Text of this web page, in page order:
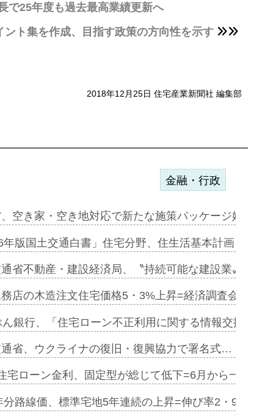
で25年度も過去最高業績更新へ
ト集を作成、目指す政策の方向性を示す
2018年12月25日 住宅産業新聞社 編集部
ー契約…
…
ーレキ…
城南エ…
の賃…
カフェ…
=お互…
ビング…
金融・行政
、空き家・空き地対応で新たな施策パッケージ始
年版国土交通白書」住宅分野、住生活基本計画
通省不動産・建設経済局、〝持続可能な建設業〟
店の木造注文住宅価格5・3%上昇=経済調査会
ん銀行、「住宅ローン不正利用に関する情報交換
通省、ウクライナの復旧・復興協力で署名式…
宅ローン金利、固定型が総じて低下=6月から一
分路線価、標準宅地5年連続の上昇=伸び率2・